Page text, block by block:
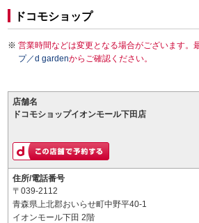
ドコモショップ
営業時間などは変更となる場合がございます。
プ／d gardenからご確認ください。
店舗名
ドコモショップイオンモール下田店
住所/電話番号
〒039-2112
青森県上北郡おいらせ町中野平40-1
イオンモール下田 2階